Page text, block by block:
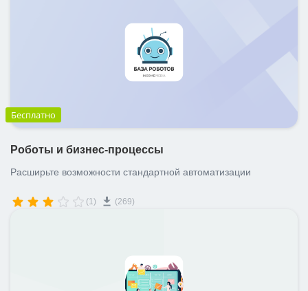
Бесплатно
Роботы и бизнес-процессы
Расширьте возможности стандартной автоматизации
(1) (269)